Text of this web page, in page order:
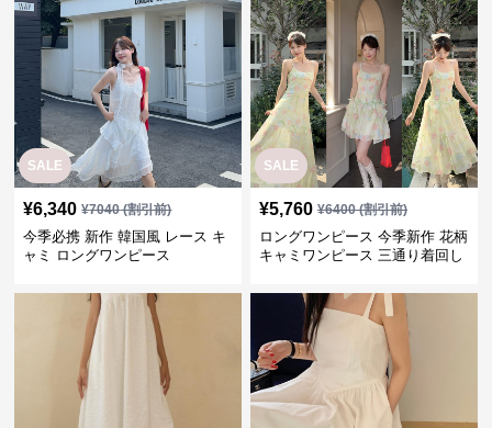
SALE
¥6,340 ¥7040(割引前)
今季必携 新作 韓国風 レース キ
ャミ ロングワンピース
SALE
¥5,760 ¥6400(割引前)
ロングワンピース 今季新作 花柄
キャミワンピース 三通り着回し